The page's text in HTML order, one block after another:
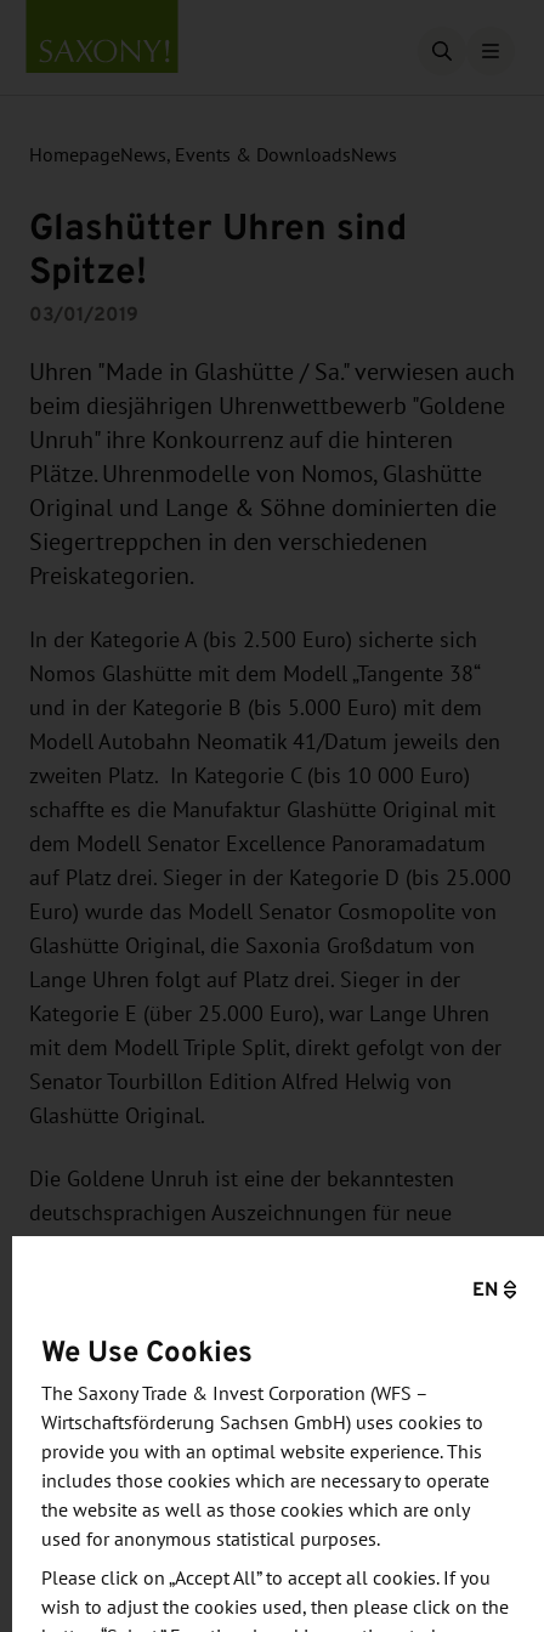
Open
HomepageNews, Events & DownloadsNews
Glashütter Uhren sind
Spitze!
03/01/2019
Uhren "Made in Glashütte / Sa." verwiesen auch
beim diesjährigen Uhrenwettbewerb "Goldene
Unruh" ihre Konkourrenz auf die hinteren
Plätze. Uhrenmodelle von Nomos, Glashütte
Original und Lange & Söhne dominierten die
Siegertreppchen in den verschiedenen
Preiskategorien.
In der Kategorie A (bis 2.500 Euro) sicherte sich
Nomos Glashütte mit dem Modell „Tangente 38“
und in der Kategorie B (bis 5.000 Euro) mit dem
Modell Autobahn Neomatik 41/Datum jeweils den
zweiten Platz. In Kategorie C (bis 10 000 Euro)
schaffte es die Manufaktur Glashütte Original mit
dem Modell Senator Excellence Panoramadatum
auf Platz drei. Sieger in der Kategorie D (bis 25.000
Euro) wurde das Modell Senator Cosmopolite von
Glashütte Original, die Saxonia Großdatum von
Lange Uhren folgt auf Platz drei. Sieger in der
Kategorie E (über 25.000 Euro), war Lange Uhren
mit dem Modell Triple Split, direkt gefolgt von der
Senator Tourbillon Edition Alfred Helwig von
Glashütte Original.
Die Goldene Unruh ist eine der bekanntesten
deutschsprachigen Auszeichnungen für neue
Plattform. Mit der Wahl küren die Leser von
UHREN-MAGAZIN, Watchtime.net, Focus und Focus
Online “Die besten Uhren der Welt”. Nach Angaben
der Organisatoren wählten in diesem Jahr fast
8.000 Uhrenfans ihre Favoriten aus 290 Uhren.
Darüber hinaus zeichnete die Redaktion des Uhren-
Magazins das Modell Triple Split von Lange Uhren
auch noch mit der Goldmedaille Technik aus und
EN
We Use Cookies
The Saxony Trade & Invest Corporation (WFS –
Wirtschaftsförderung Sachsen GmbH) uses cookies to
provide you with an optimal website experience. This
includes those cookies which are necessary to operate
the website as well as those cookies which are only
used for anonymous statistical purposes.
Please click on „Accept All” to accept all cookies. If you
wish to adjust the cookies used, then please click on the